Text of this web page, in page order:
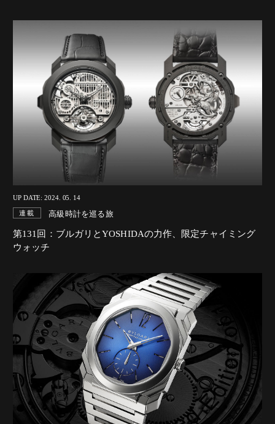
UP DATE: 2024. 05. 14
連載 高級時計を巡る旅
第131回：ブルガリとYOSHIDAの力作、限定チャイミング
ウォッチ